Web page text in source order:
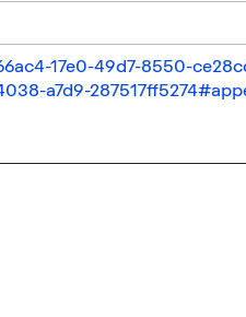
17e0-49d7-8550-
a7d9-